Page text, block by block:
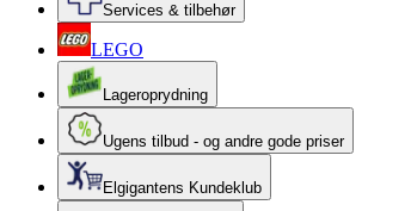
Services & tilbehør
LEGO
Lageroprydning
Ugens tilbud - og andre gode priser
Elgigantens Kundeklub